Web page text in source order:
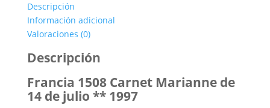
de
14
de
julio
Descripción
Información adicional
Valoraciones (0)
Descripción
Francia 1508 Carnet Marianne de
14 de julio ** 1997